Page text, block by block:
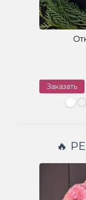
Заказать
🔥